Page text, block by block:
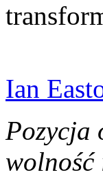
Ian
Pozycja
wolność